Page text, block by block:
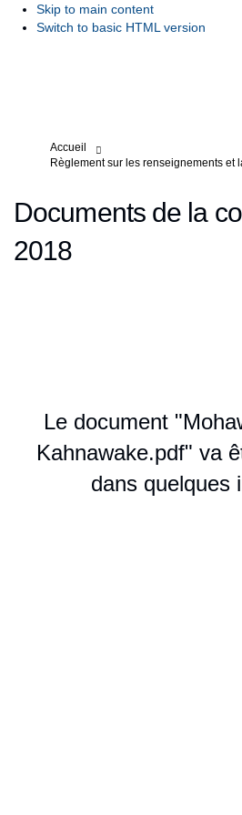
Skip to main content
Switch to basic HTML version
Vous êtes ici:
Accueil
Règlement sur les renseignements et
Documents de la
2018
Le document
Kahnawake.pdf" va
dans quelques